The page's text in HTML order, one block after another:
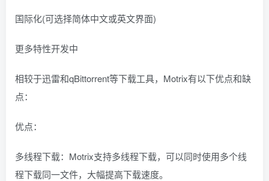
国际化(可选择简体中文或英文界面)
更多特性开发中
相较于迅雷和qBittorrent等下载工具，Motrix有以下优点和缺
点：
优点：
多线程下载：Motrix支持多线程下载，可以同时使用多个线
程下载同一文件，大幅提高下载速度。